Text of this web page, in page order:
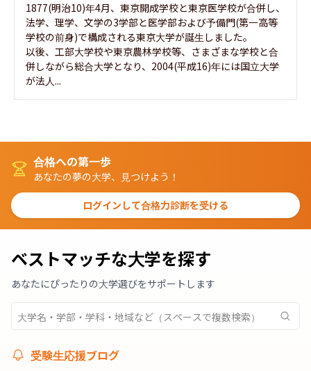
1877(明治10)年4月、東京開成学校と東京医学校が合併し、
法学、理学、文学の3学部と医学部および予備門(第一高等
学校の前身)で構成される東京大学が誕生しました。
以後、工部大学校や東京農林学校等、さまざまな学校と合
併しながら総合大学となり、2004(平成16)年には国立大学
が法人...
合格への第一歩
あなたの夢の大学、見つけよう！
ログインして合格力診断を受ける
ベストマッチな大学を探す
あなたにぴったりの大学選びをサポートします
受験生応援ブログ